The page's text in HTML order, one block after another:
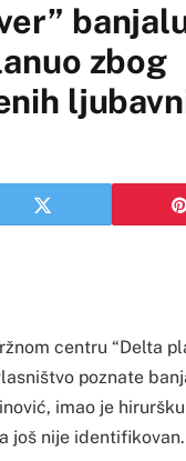
zbog
centru “Delta
poznate
imao je
još nije identifikovan.